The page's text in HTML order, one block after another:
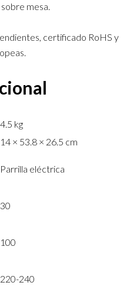
mesa.
certificado RoHS y
4.5 kg
14 × 53.8 × 26.5 cm
Parrilla eléctrica
30
100
220-240